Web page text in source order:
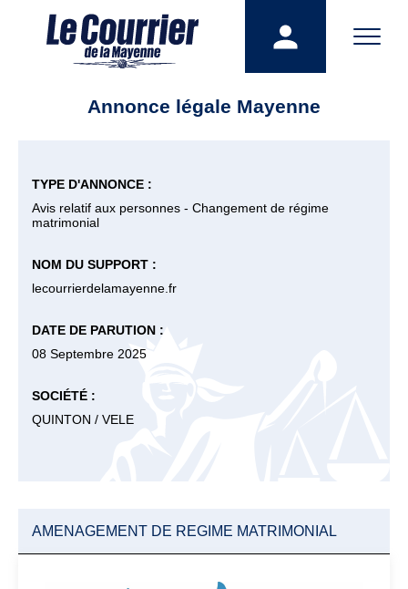
Annonce légale Mayenne
TYPE D'ANNONCE :
Avis relatif aux personnes - Changement de régime
matrimonial
NOM DU SUPPORT :
lecourrierdelamayenne.fr
DATE DE PARUTION :
08 Septembre 2025
SOCIÉTÉ :
QUINTON / VELE
AMENAGEMENT DE REGIME MATRIMONIAL